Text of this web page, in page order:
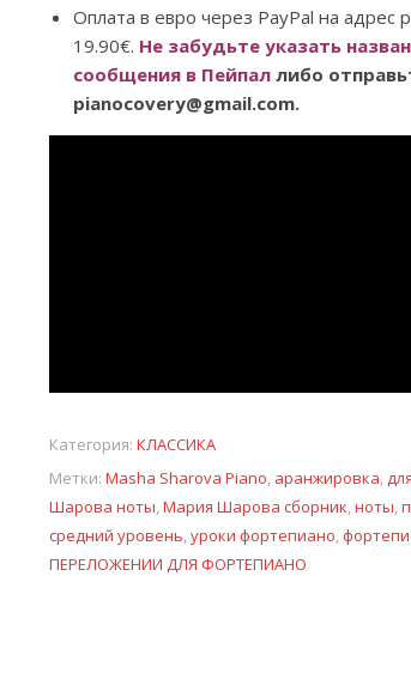
Оплата в евро через PayPal на адрес
19.90€. Не забудьте указать
сообщения в Пейпаллибо
pianocovery@gmail.com.
Категория: КЛАССИКА
Метки: Masha Sharova Piano, аранжировка,
Шарова ноты,Мария Шарова сборник,ноты,
средний уровень,уроки фортепиано,
ПЕРЕЛОЖЕНИИ ДЛЯ ФОРТЕПИАНО